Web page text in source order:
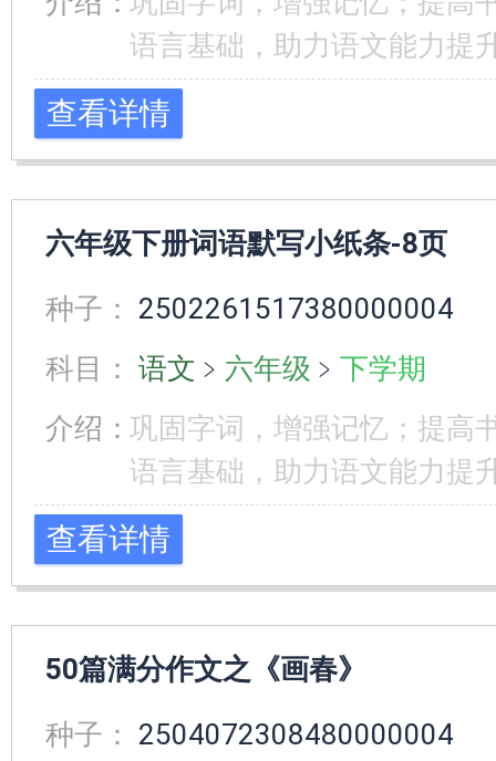
语言基础，助力语文能力提
查看详情
六年级下册词语默写小纸条-8页
种子： 2502261517380000004
科目： 语文 ﹥ 六年级 ﹥ 下学期
介绍：巩固字词，增强记忆；提高
语言基础，助力语文能力提
查看详情
50篇满分作文之《画春》
种子： 2504072308480000004